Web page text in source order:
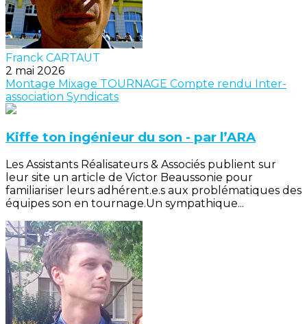
Franck CARTAUT
2 mai 2026
Montage Mixage TOURNAGE Compte rendu Inter-
association Syndicats
Kiffe ton ingénieur du son - par l’ARA
Les Assistants Réalisateurs & Associés publient sur
leur site un article de Victor Beaussonie pour
familiariser leurs adhérent.e.s aux problématiques des
équipes son en tournage.Un sympathique...